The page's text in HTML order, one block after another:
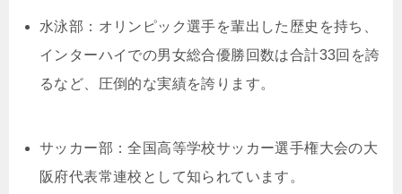
水泳部：オリンピック選手を輩出した歴史を持ち、
インターハイでの男女総合優勝回数は合計33回を誇
るなど、圧倒的な実績を誇ります。
サッカー部：全国高等学校サッカー選手権大会の大
阪府代表常連校として知られています。